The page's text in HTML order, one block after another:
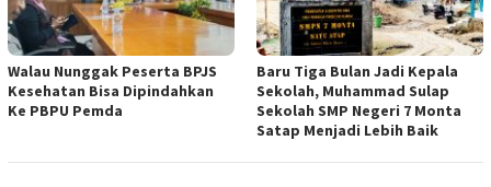
Walau Nunggak Peserta BPJS
Kesehatan Bisa Dipindahkan
Ke PBPU Pemda
Baru Tiga Bulan Jadi Kepala
Sekolah, Muhammad Sulap
Sekolah SMP Negeri 7 Monta
Satap Menjadi Lebih Baik